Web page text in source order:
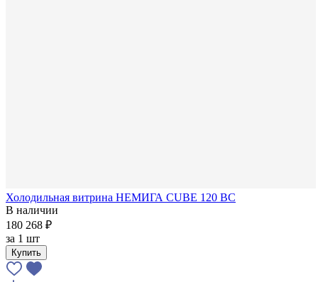
Холодильная витрина НЕМИГА CUBE 120 ВС
В наличии
180 268 ₽
за 1 шт
Купить